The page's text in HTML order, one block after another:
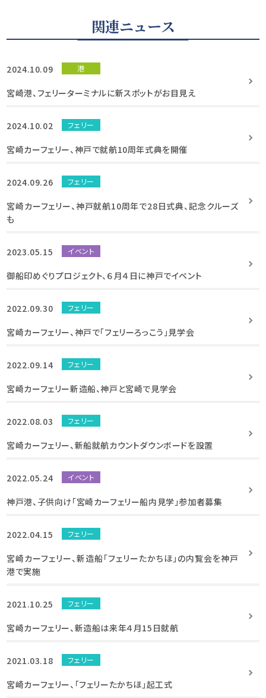
関連ニュース
2024.10.09 港
宮崎港、フェリーターミナルに新スポットがお目見え
2024.10.02 フェリー
宮崎カーフェリー、神戸で就航10周年式典を開催
2024.09.26 フェリー
宮崎カーフェリー、神戸就航10周年で28日式典、記念クルーズ
も
2023.05.15 イベント
御船印めぐりプロジェクト、６月４日に神戸でイベント
2022.09.30 フェリー
宮崎カーフェリー、神戸で「フェリーろっこう」見学会
2022.09.14 フェリー
宮崎カーフェリー新造船、神戸と宮崎で見学会
2022.08.03 フェリー
宮崎カーフェリー、新船就航カウントダウンボードを設置
2022.05.24 イベント
神戸港、子供向け「宮崎カーフェリー船内見学」参加者募集
2022.04.15 フェリー
宮崎カーフェリー、新造船「フェリーたかちほ」の内覧会を神戸
港で実施
2021.10.25 フェリー
宮崎カーフェリー、新造船は来年４月15日就航
2021.03.18 フェリー
宮崎カーフェリー、「フェリーたかちほ」起工式